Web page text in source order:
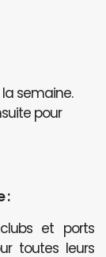
semaine.
pour
:
et ports
toutes leurs